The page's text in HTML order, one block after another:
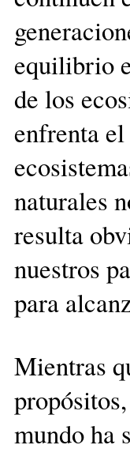
equilibrio
de los
enfrenta
naturales
resulta
nuestros
para
Mientras
mundo ha